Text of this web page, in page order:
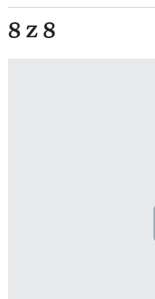
8 z 8